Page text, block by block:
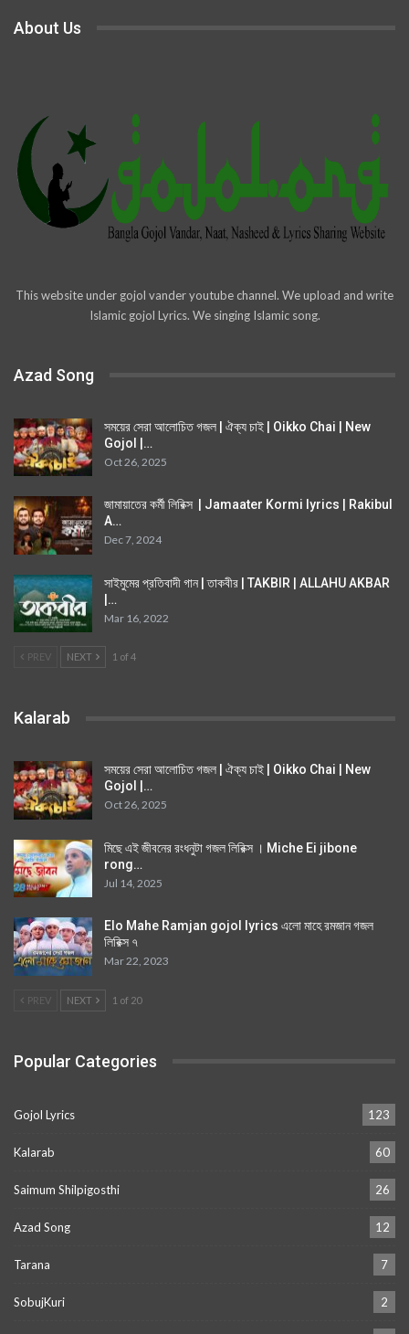
About Us
This website under gojol vander youtube channel. We upload and write
Islamic gojol Lyrics. We singing Islamic song.
Azad Song
সময়ের সেরা আলোচিত গজল | ঐক্য চাই | Oikko Chai | New
Gojol |…
Oct 26, 2025
জামায়াতের কর্মী লিরিক্স | Jamaater Kormi lyrics | Rakibul
A…
Dec 7, 2024
সাইমুমের প্রতিবাদী গান | তাকবীর | TAKBIR | ALLAHU AKBAR
|…
Mar 16, 2022
PREV NEXT 1 of 4
Kalarab
সময়ের সেরা আলোচিত গজল | ঐক্য চাই | Oikko Chai | New
Gojol |…
Oct 26, 2025
মিছে এই জীবনের রংধনুটা গজল লিরিক্স । Miche Ei jibone
rong…
Jul 14, 2025
Elo Mahe Ramjan gojol lyrics এলো মাহে রমজান গজল
লিরিক্স ৭
Mar 22, 2023
PREV NEXT 1 of 20
Popular Categories
Gojol Lyrics 123
Kalarab 60
Saimum Shilpigosthi 26
Azad Song 12
Tarana 7
SobujKuri 2